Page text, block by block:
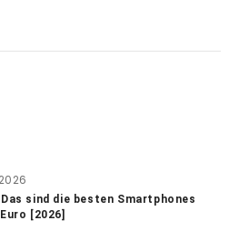
sind die besten Smartphones
[2026]